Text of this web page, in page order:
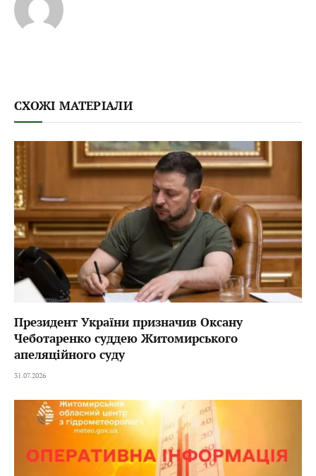
СХОЖІ МАТЕРІАЛИ
Президент України призначив Оксану
Чеботаренко суддею Житомирського
апеляційного суду
31.07.2026